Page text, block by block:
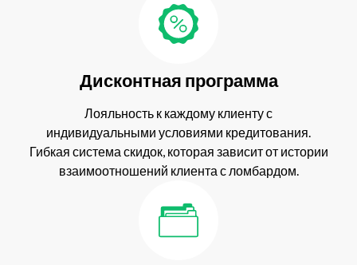
Дисконтная программа
Лояльность к каждому клиенту с
индивидуальными условиями кредитования.
Гибкая система скидок, которая зависит от истории
взаимоотношений клиента с ломбардом.